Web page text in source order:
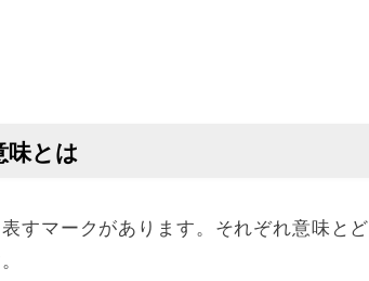
味とは
すマークがあります。それぞれ意味とど